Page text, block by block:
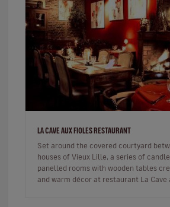
LA CAVE AUX FIOLES RESTAURANT
Set around the covered courtyard
houses of Vieux Lille, a series of
panelled rooms with wooden tables
and warm décor at restaurant La Cave